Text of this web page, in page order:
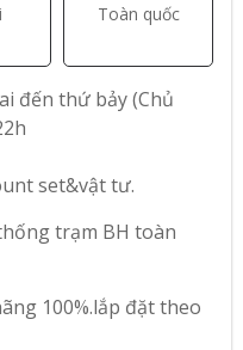
Toàn quốc
đến thứ bảy (Chủ
set&vật tư.
trạm BH toàn
100%.lắp đặt theo